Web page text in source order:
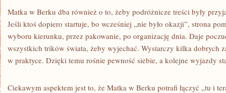
Matka w Berku dba również o to, żeby podróżnicze treści były
Jeśli ktoś dopiero startuje, bo wcześniej „nie było okazji”, strona
wyboru kierunku, przez pakowanie, po organizację dnia. Daje
wszystkich trików świata, żeby wyjechać. Wystarczy kilka dobrych
w praktyce. Dzięki temu rośnie pewność siebie, a kolejne wyjazdy
Ciekawym aspektem jest to, że Matka w Berku potrafi łączyć „tu i